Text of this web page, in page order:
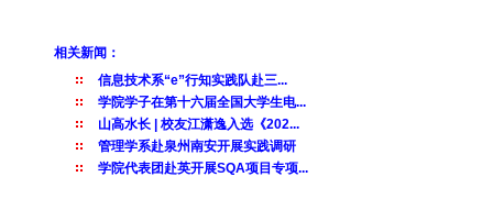
相关新闻：